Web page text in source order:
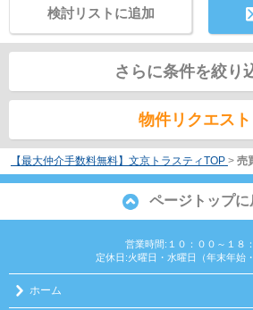
検討リストに追加
さらに条件を絞り
物件リクエスト
【最大仲介手数料無料】文京トラスティTOP > 売
ページトップに
営業時間:１０：００～１８
定休日:火曜日・水曜日（年末年始
ホーム